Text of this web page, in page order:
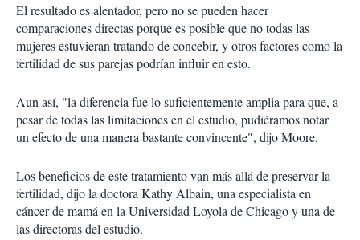
El resultado es alentador, pero no se pueden hacer
comparaciones directas porque es posible que no todas las
mujeres estuvieran tratando de concebir, y otros factores como la
fertilidad de sus parejas podrían influir en esto.
Aun así, "la diferencia fue lo suficientemente amplia para que, a
pesar de todas las limitaciones en el estudio, pudiéramos notar
un efecto de una manera bastante convincente", dijo Moore.
Los beneficios de este tratamiento van más allá de preservar la
fertilidad, dijo la doctora Kathy Albain, una especialista en
cáncer de mamá en la Universidad Loyola de Chicago y una de
las directoras del estudio.